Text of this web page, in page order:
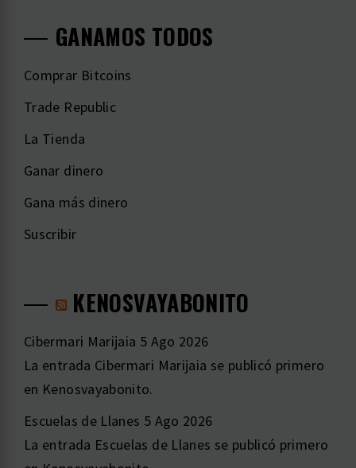
GANAMOS TODOS
Comprar Bitcoins
Trade Republic
La Tienda
Ganar dinero
Gana más dinero
Suscribir
KENOSVAYABONITO
Cibermari Marijaia 5 Ago 2026
La entrada Cibermari Marijaia se publicó primero
en Kenosvayabonito.
Escuelas de Llanes 5 Ago 2026
La entrada Escuelas de Llanes se publicó primero